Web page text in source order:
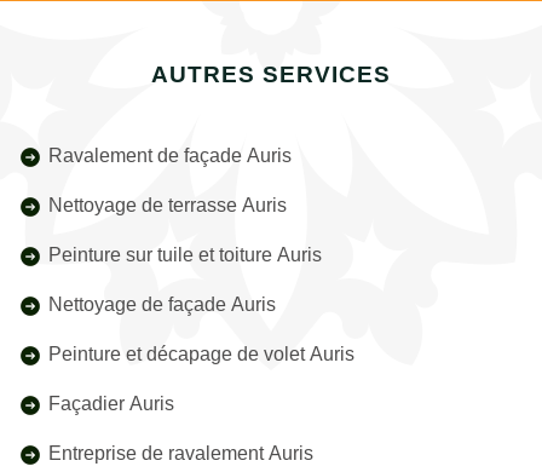
AUTRES SERVICES
Ravalement de façade Auris
Nettoyage de terrasse Auris
Peinture sur tuile et toiture Auris
Nettoyage de façade Auris
Peinture et décapage de volet Auris
Façadier Auris
Entreprise de ravalement Auris